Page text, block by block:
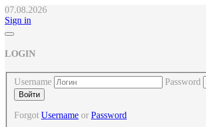
07.08.2026
Sign in
LOGIN
Username Password
Forgot Username or Password